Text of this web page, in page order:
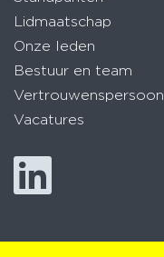
Lidmaatschap
Onze leden
Bestuur en team
Vertrouwenspersoon
Vacatures